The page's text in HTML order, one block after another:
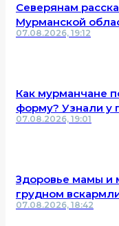
Северянам
Мурманской
07.08.2026, 19:12
Как мурманчане
форму? Узнали у
07.08.2026, 19:01
Здоровье мамы и
грудном
07.08.2026, 18:42